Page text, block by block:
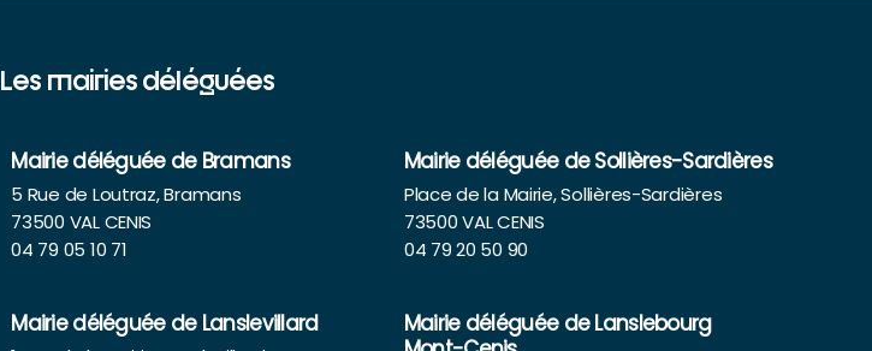
Les mairies déléguées
Mairie déléguée de Bramans
5 Rue de Loutraz, Bramans
73500 VAL CENIS
04 79 05 10 71
Mairie déléguée de Sollières-Sardières
Place de la Mairie, Sollières-Sardières
73500 VAL CENIS
04 79 20 50 90
Mairie déléguée de Lanslevillard
Mairie déléguée de Lanslebourg